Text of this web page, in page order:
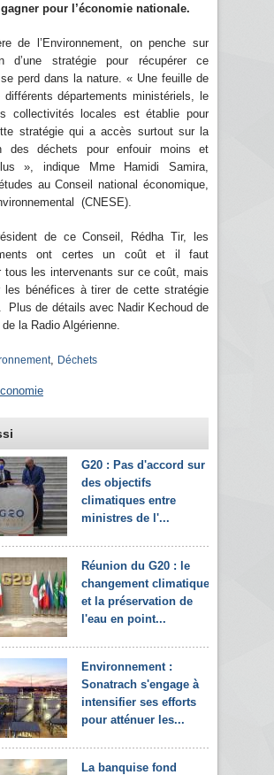
pour l’économie nationale.
de l’Environnement, on penche sur
d’une stratégie pour récupérer ce
perd dans la nature. « Une feuille de
différents départements ministériels, le
collectivités locales est établie pour
stratégie qui a accès surtout sur la
des déchets pour enfouir moins et
», indique Mme Hamidi Samira,
au Conseil national économique,
(CNESE).
de ce Conseil, Rédha Tir, les
ont certes un coût et il faut
tous les intervenants sur ce coût, mais
les bénéfices à tirer de cette stratégie
Plus de détails avec Nadir Kechoud de
la Radio Algérienne.
, Déchets
G20 : Pas d'accord sur
des objectifs
climatiques entre
ministres de l'...
Réunion du G20 : le
changement climatique
et la préservation de
l'eau en point...
Environnement :
Sonatrach s'engage à
intensifier ses efforts
pour atténuer les...
La banquise fond